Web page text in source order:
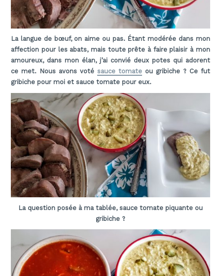
La langue de bœuf, on aime ou pas. Étant modérée dans mon
affection pour les abats, mais toute prête à faire plaisir à mon
amoureux, dans mon élan, j’ai convié deux potes qui adorent
ce met. Nous avons votésauce tomateou gribiche ? Ce fut
gribiche pour moi et sauce tomate pour eux.
La question posée à ma tablée, sauce tomate piquante ou
gribiche ?